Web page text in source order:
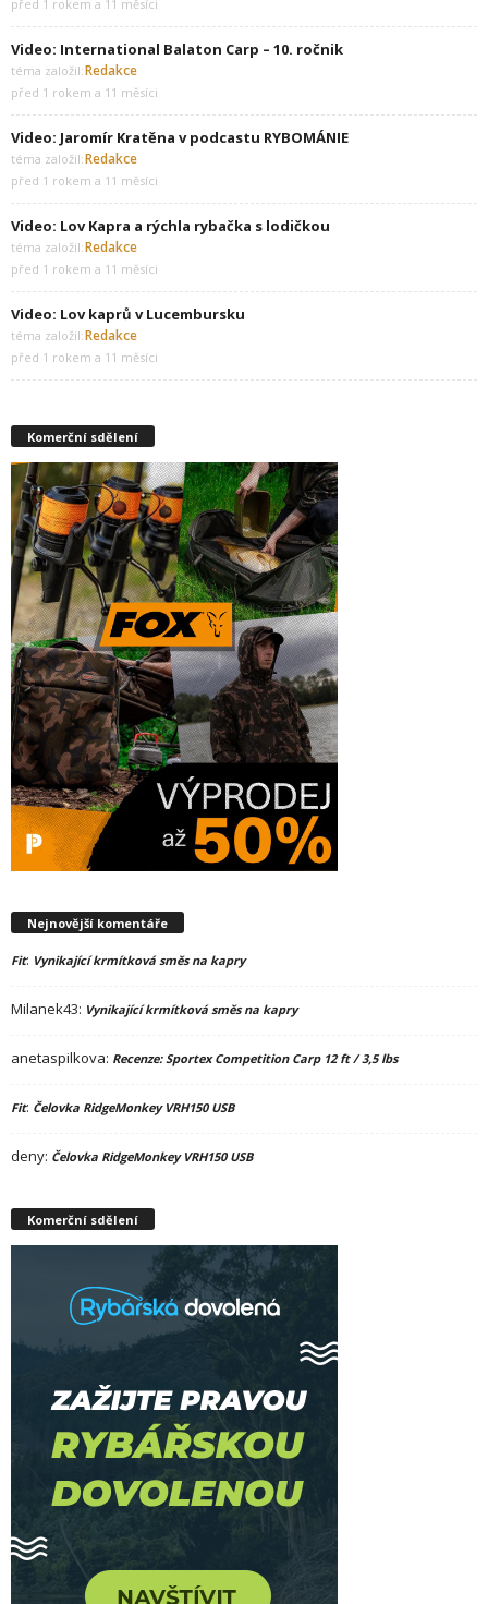
před 1 rokem a 11 měsíci
Video: International Balaton Carp – 10. ročnik
téma založil:Redakce
před 1 rokem a 11 měsíci
Video: Jaromír Kratěna v podcastu RYBOMÁNIE
téma založil:Redakce
před 1 rokem a 11 měsíci
Video: Lov Kapra a rýchla rybačka s lodičkou
téma založil:Redakce
před 1 rokem a 11 měsíci
Video: Lov kaprů v Lucembursku
téma založil:Redakce
před 1 rokem a 11 měsíci
Komerční sdělení
Nejnovější komentáře
Fit: Vynikající krmítková směs na kapry
Milanek43: Vynikající krmítková směs na kapry
anetaspilkova: Recenze: Sportex Competition Carp 12 ft / 3,5 lbs
Fit: Čelovka RidgeMonkey VRH150 USB
deny: Čelovka RidgeMonkey VRH150 USB
Komerční sdělení